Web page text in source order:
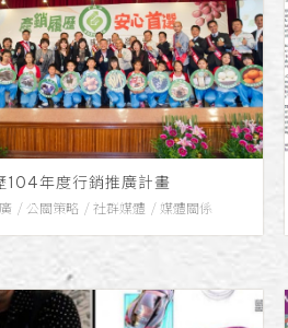
104年度行銷推廣計畫
公關策略 社群媒體 媒體關係